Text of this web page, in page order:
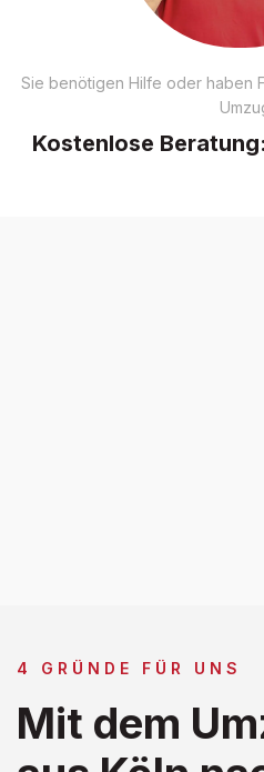
Sie benötigen Hilfe oder haben
Kostenlose Beratung:
4 GRÜNDE FÜR UNS
Mit dem